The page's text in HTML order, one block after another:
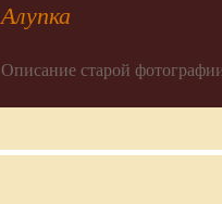
Алупка
Описание старой